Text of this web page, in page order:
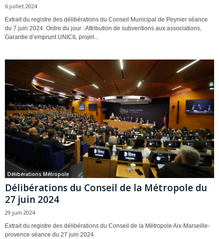
6 juillet 2024
Extrait du registre des délibérations du Conseil Municipal de Peynier séance
du 7 juin 2024. Ordre du jour : Attribution de subventions aux associations,
Garantie d’emprunt UNICIL projet...
Délibérations Métropole
Délibérations du Conseil de la Métropole du
27 juin 2024
29 juin 2024
Extrait du registre des délibérations du Conseil de la Métropole Aix-Marseille-
provence séance du 27 juin 2024.